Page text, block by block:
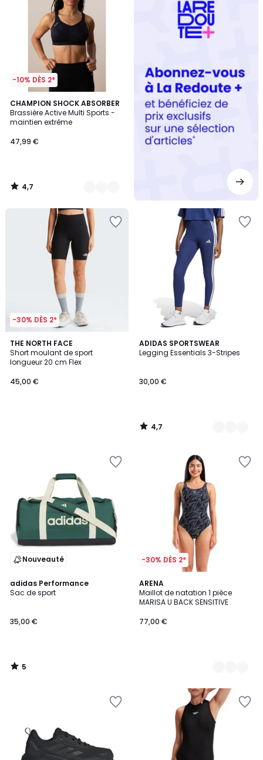
-10% DÈS 2*
CHAMPION SHOCK ABSORBER
Brassière Active Multi Sports -
maintien extrême
47,99 €
4,7
/ 5
2
Couleurs
4,7
/
-30% DÈS 2*
THE NORTH FACE
Short moulant de sport
longueur 20 cm Flex
45,00 €
ADIDAS SPORTSWEAR
Legging Essentials 3-Stripes
30,00 €
4,7
/ 5
3
Couleurs
4,7
/
Nouveauté
adidas Performance
Sac de sport
35,00 €
5
/
5
/
-30% DÈS 2*
ARENA
Maillot de natation 1 pièce
MARISA U BACK SENSITIVE
77,00 €
2
Couleurs